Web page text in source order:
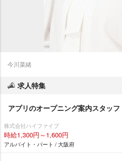
今川菜緒
求人特集
アプリのオープニング案内スタッフ
株式会社ハイファイブ
時給1,300円～1,600円
アルバイト・パート / 大阪府